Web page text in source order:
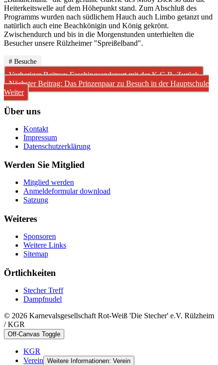
Heiterkeitswelle auf dem Höhepunkt stand. Zum Abschluß des
Programms wurden nach südlichem Hauch auch Limbo getanzt und
natürlich auch eine Beachkönigin und König gekrönt.
Zwischendurch und bis in die Morgenstunden unterhielten die
Besucher unsere Rülzheimer "Spreißelband".
# Besuche
Vorheriger Beitrag: Faschingsendspurt mit der K.G.R.Zurück
Nächster Beitrag: Das Prinzenpaar zu Besuch in der Hauptschule
Weiter
Über uns
Kontakt
Impressum
Datenschutzerklärung
Werden Sie Mitglied
Mitglied werden
Anmeldeformular download
Satzung
Weiteres
Sponsoren
Weitere Links
Sitemap
Örtlichkeiten
Stecher Treff
Dampfnudel
© 2026 Karnevalsgesellschaft Rot-Weiß 'Die Stecher' e.V. Rülzheim
/ KGR
Off-Canvas Toggle
KGR
Verein Weitere Informationen: Verein